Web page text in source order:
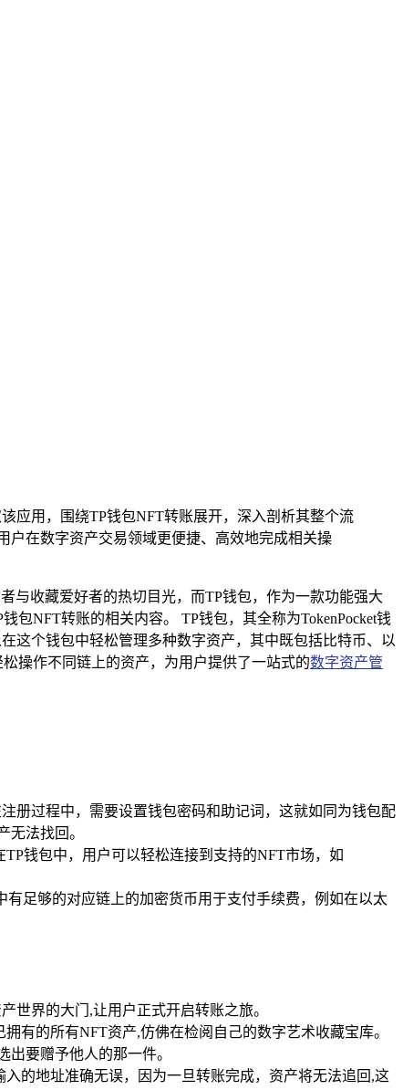
应用，围绕TP钱包NFT转账展开，深入剖析其整个流
户在数字资产交易领域更便捷、高效地完成相关操
与收藏爱好者的热切目光，而TP钱包，作为一款功能强大
包NFT转账的相关内容。 TP钱包，其全称为TokenPocket钱
这个钱包中轻松管理多种数字资产，其中既包括比特币、以
操作不同链上的资产，为用户提供了一站式的数字资产管
册过程中，需要设置钱包密码和助记词，这就如同为钱包配
无法找回。
TP钱包中，用户可以轻松连接到支持的NFT市场，如
足够的对应链上的加密货币用于支付手续费，例如在以太
世界的大门,让用户正式开启转账之旅。
有的所有NFT资产,仿佛在检阅自己的数字艺术收藏宝库。
要赠予他人的那一件。
的地址准确无误，因为一旦转账完成，资产将无法追回,这